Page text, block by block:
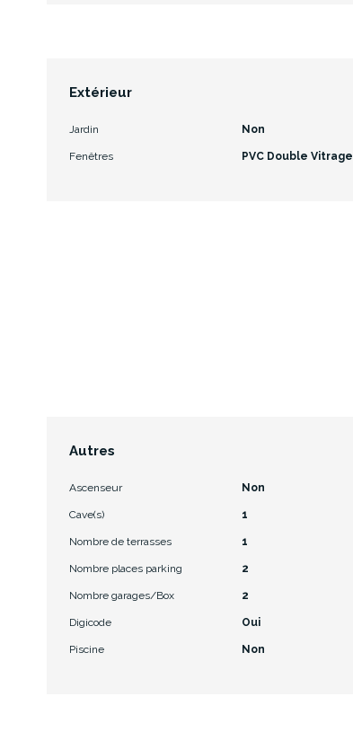
Extérieur
Jardin Non
Fenêtres PVC Double Vitrage
Autres
Ascenseur Non
Cave(s) 1
Nombre de terrasses 1
Nombre places parking 2
Nombre garages/Box 2
Digicode Oui
Piscine Non